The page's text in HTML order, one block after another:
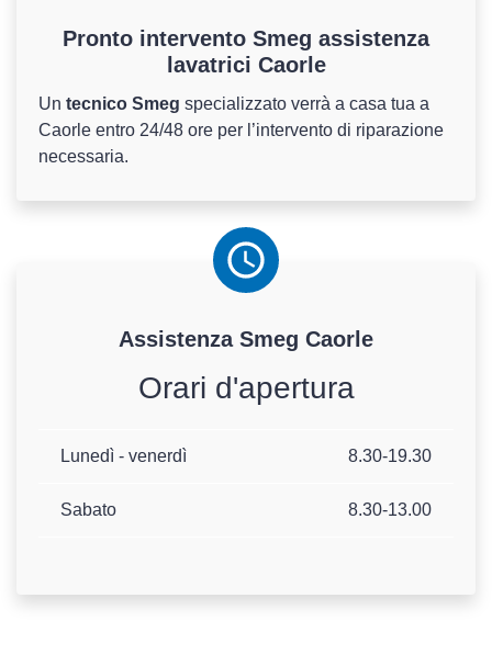
Pronto intervento Smeg assistenza
lavatrici Caorle
Un tecnico Smeg specializzato verrà a casa tua a
Caorle entro 24/48 ore per l’intervento di riparazione
necessaria.
Assistenza Smeg Caorle
Orari d'apertura
Lunedì - venerdì 8.30-19.30
Sabato 8.30-13.00